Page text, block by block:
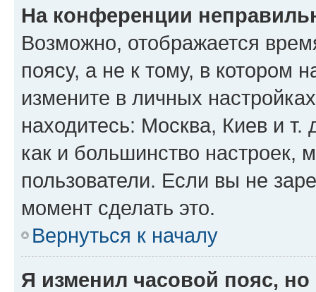
На конференции
Возможно, отображается
поясу, а не к тому, в котором
измените в личных
находитесь: Москва, Киев и т.
как и большинство настроек,
пользователи. Если вы не
момент сделать это.
Вернуться к началу
Я изменил часовой пояс,